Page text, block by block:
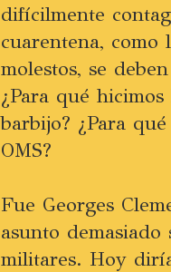
difícilmente
cuarentena,
molestos, se
¿Para qué
barbijo? ¿Para
OMS?
Fue Georges
asunto
militares. Hoy